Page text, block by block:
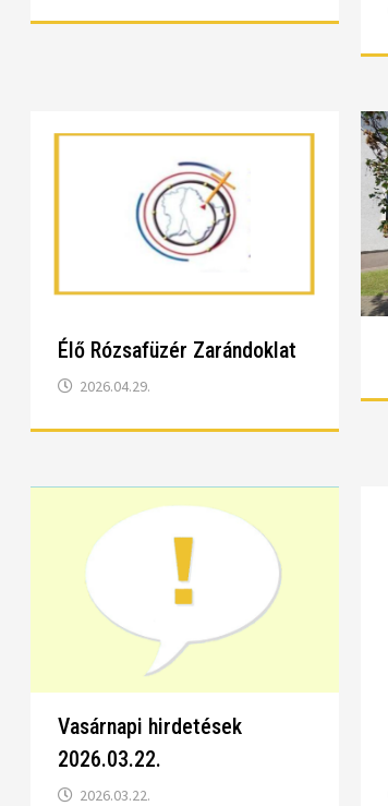
Élő Rózsafüzér Zarándoklat
2026.04.29.
Vasárnapi hirdetések
2026.03.22.
2026.03.22.